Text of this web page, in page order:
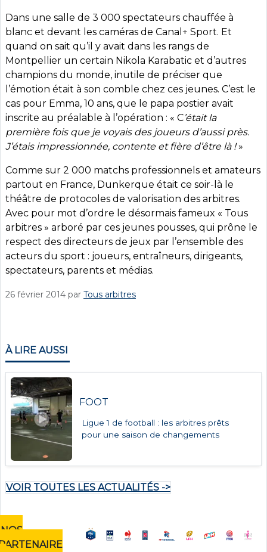
Dans une salle de 3 000 spectateurs chauffée à
blanc et devant les caméras de Canal+ Sport. Et
quand on sait qu’il y avait dans les rangs de
Montpellier un certain Nikola Karabatic et d’autres
champions du monde, inutile de préciser que
l’émotion était à son comble chez ces jeunes. C’est le
cas pour Emma, 10 ans, que le papa postier avait
inscrite au préalable à l’opération : « C’était la
première fois que je voyais des joueurs d’aussi près.
J’étais impressionnée, contente et fière d’être là !»
Comme sur 2 000 matchs professionnels et amateurs
partout en France, Dunkerque était ce soir-là le
théâtre de protocoles de valorisation des arbitres.
Avec pour mot d’ordre le désormais fameux « Tous
arbitres » arboré par ces jeunes pousses, qui prône le
respect des directeurs de jeux par l’ensemble des
acteurs du sport : joueurs, entraîneurs, dirigeants,
spectateurs, parents et médias.
26 février 2014 par Tous arbitres
À LIRE AUSSI
FOOT
Ligue 1 de football : les arbitres prêts
pour une saison de changements
VOIR TOUTES LES ACTUALITÉS ->
NOS